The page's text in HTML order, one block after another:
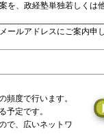
を、政経塾単独若しくは
ールアドレスにご案内申
頻度で行います。
予定です。
で、広いネットワ